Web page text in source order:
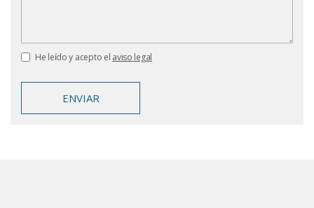
He leído y acepto el aviso legal
ENVIAR